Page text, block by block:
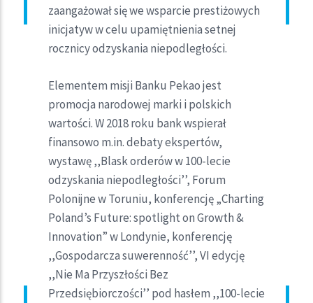
zaangażował się we wsparcie prestiżowych
inicjatyw w celu upamiętnienia setnej
rocznicy odzyskania niepodległości.
Elementem misji Banku Pekao jest
promocja narodowej marki i polskich
wartości. W 2018 roku bank wspierał
finansowo m.in. debaty ekspertów,
wystawę ,,Blask orderów w 100-lecie
odzyskania niepodległości’’, Forum
Polonijne w Toruniu, konferencję „Charting
Poland’s Future: spotlight on Growth &
Innovation” w Londynie, konferencję
,,Gospodarcza suwerenność’’, VI edycję
,,Nie Ma Przyszłości Bez
Przedsiębiorczości’’ pod hasłem ,,100-lecie